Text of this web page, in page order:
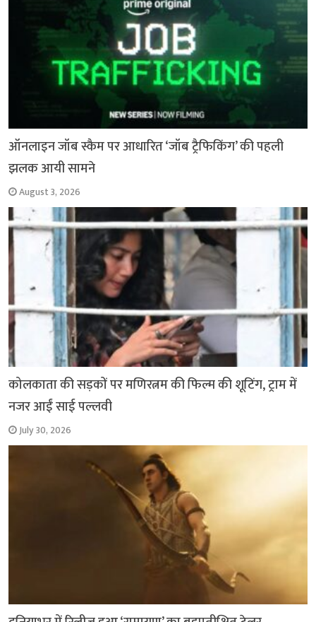
ऑनलाइन जॉब स्कैम पर आधारित ‘जॉब ट्रैफिकिंग’ की पहली
झलक आयी सामने
August 3, 2026
कोलकाता की सड़कों पर मणिरत्नम की फिल्म की शूटिंग, ट्राम में
नजर आईं साई पल्लवी
July 30, 2026